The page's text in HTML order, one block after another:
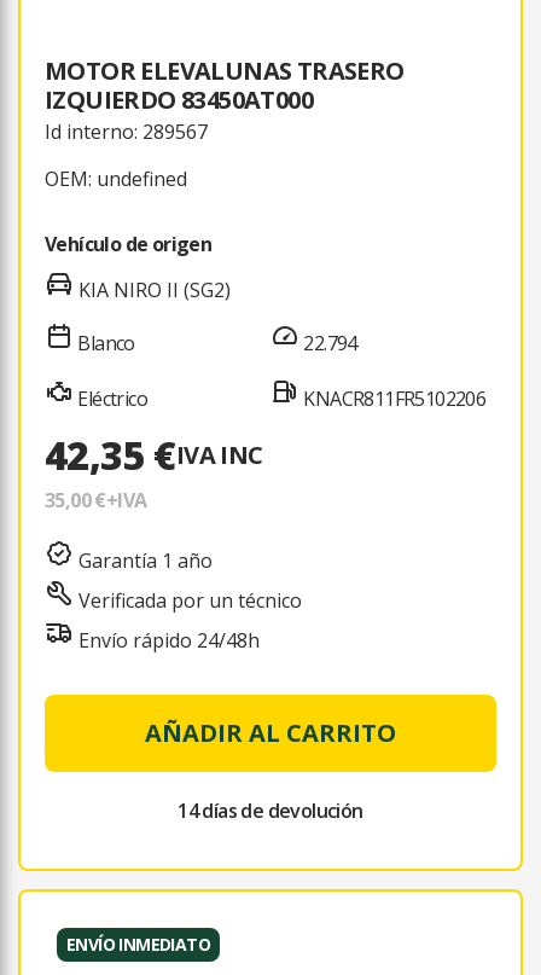
MOTOR ELEVALUNAS TRASERO
IZQUIERDO 83450AT000
Id interno: 289567
OEM: undefined
Vehículo de origen
KIA NIRO II (SG2)
Blanco
Eléctrico
22.794
KNACR811FR5102206
42,35 €IVA INC
35,00 €+IVA
Garantía 1 año
Verificada por un técnico
Envío rápido 24/48h
AÑADIR AL CARRITO
14 días de devolución
ENVÍO INMEDIATO